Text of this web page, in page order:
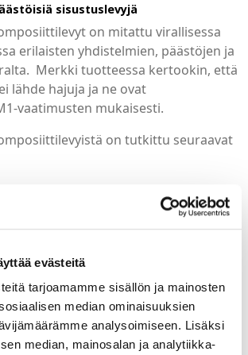
evästeitä
tarjoamamme sisällön ja mainosten
median ominaisuuksien
analysoimiseen. Lisäksi
median, mainosalan ja analytiikka-
sisustuslevyjä
on mitattu virallisessa
erilaisten yhdistelmien, päästöjen ja
Merkki tuotteessa kertookin, että
lähde hajuja ja ne ovat
vaatimusten mukaisesti.
on tutkittu seuraavat
EU-LCI-listauksen mukaisten
VOC) emissiot
emissio
emissio
N:o 1272/2008 liitteen VI mukaisten
yhdisteiden emissiot